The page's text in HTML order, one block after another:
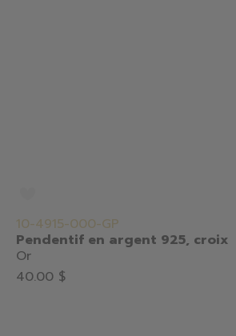
10-4915-000-GP
Pendentif en argent 925, croix
Or
40.00 $